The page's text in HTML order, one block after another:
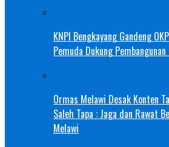
KNPI Bengkayang Gandeng
Pemuda Dukung
Ormas Melawi Desak Konten
Saleh Tapa : Jaga dan Rawat
Melawi